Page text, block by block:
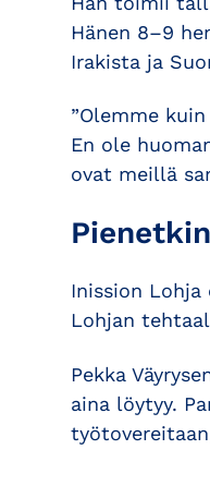
Hänen 8–9
Irakista ja
”Olemme
En ole
ovat meillä
Inission Lohja
Lohjan
Pekka
aina löytyy.